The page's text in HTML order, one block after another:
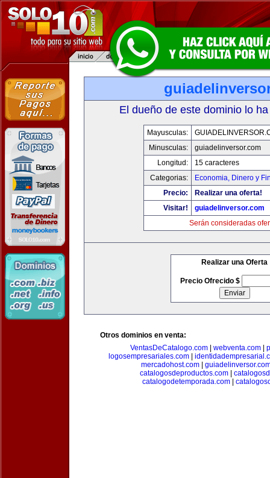
El dueño de este dominio lo
Mayusculas:
Minusculas:
guiadelinversor.com
Longitud:
15 caracteres
Categorias:
Economia, Dinero y
Precio:
Realizar una oferta!
Visitar!
guiadelinversor.com
Serán consideradas
Realizar una Oferta
Precio Ofrecido $
Otros dominios en venta:
VentasDeCatalogo.com| webventa.com|
logosempresariales.com|
mercadohost.com|
catalogosdeproductos.com
catalogodetemporada.com